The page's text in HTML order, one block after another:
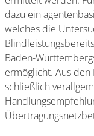
dazu ein
welches die
Baden-
ermöglicht. Aus
schließlich